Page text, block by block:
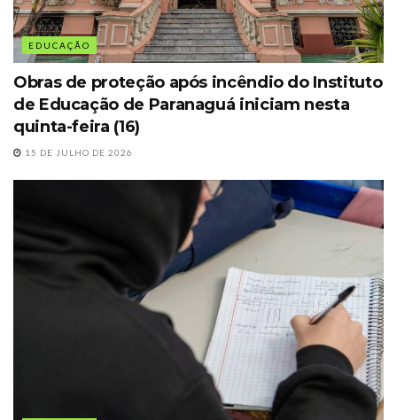
EDUCAÇÃO
Obras de proteção após incêndio do Instituto
de Educação de Paranaguá iniciam nesta
quinta-feira (16)
15 DE JULHO DE 2026